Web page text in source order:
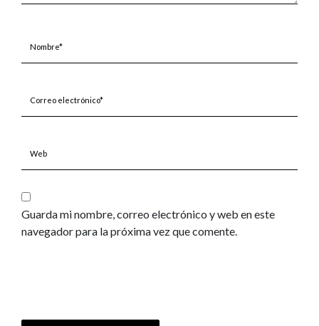
electrónico*
Guarda mi nombre, correo electrónico y web en este
navegador para la próxima vez que comente.